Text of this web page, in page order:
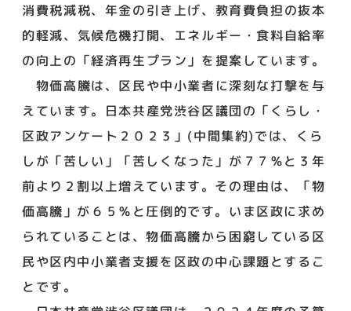
消費税減税、年金の引き上げ、教育費負担の抜本
的軽減、気候危機打開、エネルギー・食料自給率
の向上の「経済再生プラン」を提案しています。
物価高騰は、区民や中小業者に深刻な打撃を与
えています。日本共産党渋谷区議団の「くらし・
区政アンケート２０２３」(中間集約)では、くら
しが「苦しい」「苦しくなった」が７７％と３年
前より２割以上増えています。その理由は、「物
価高騰」が６５％と圧倒的です。いま区政に求め
られていることは、物価高騰から困窮している区
民や区内中小業者支援を区政の中心課題とするこ
とです。